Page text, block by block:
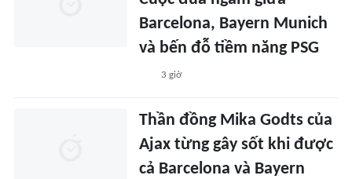
Barcelona, Bayern Munich
và bến đỗ tiềm năng PSG
3 giờ
Thần đồng Mika Godts của
Ajax từng gây sốt khi được
cả Barcelona và Bayern